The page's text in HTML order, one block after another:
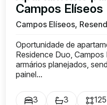
Campos Elíseos
Campos Elíseos,
Oportunidade de
Residence Duo,
armários planejados,
painel...
3 3